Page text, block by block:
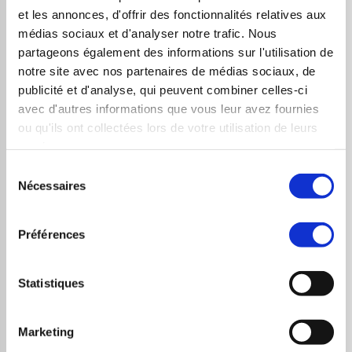
et les annonces, d'offrir des fonctionnalités relatives aux
médias sociaux et d'analyser notre trafic. Nous
partageons également des informations sur l'utilisation de
notre site avec nos partenaires de médias sociaux, de
publicité et d'analyse, qui peuvent combiner celles-ci
avec d'autres informations que vous leur avez fournies
ou qu'ils ont collectées lors de votre utilisation de leurs
Nécessaires
Préférences
Statistiques
Marketing
Pédagogie & Evaluation
Nous proposons un QCM en amont de la
formation afin d’estimer les attentes et le
niveau des participants
La pédagogie de cette formation s’appuie
d’apprentissage : cas pratiques,
travaux dirigés
évaluations formatives (cas pratiques,
Une évaluation sous forme de QCM est